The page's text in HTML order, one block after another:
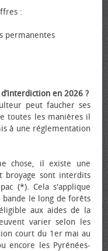
:
permanentes
en 2026 ?
peut faucher ses
toutes les manières il
à une réglementation
chose, il existe une
broyage sont interdits
(*). Cela s'applique
bande le long de forêts
aux aides de la
varier selon les
court du 1er mai au
encore les Pyrénées-